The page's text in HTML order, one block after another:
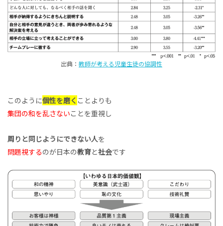
出典： 教師が考える児童生徒の協調性
このように個性を磨く ことよりも
集団の和を乱さないことを重視し
周りと同じようにできない人を
問題視するのが日本の教育と社会です